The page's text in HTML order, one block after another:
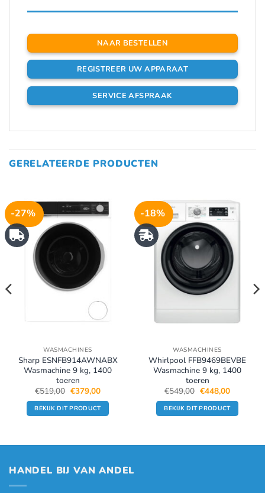
NAAR BESTELLEN
REGISTREER UW APPARAAT
SERVICE AFSPRAAK
GERELATEERDE PRODUCTEN
-27%
WASMACHINES
Sharp ESNFB914AWNABX
Wasmachine 9 kg, 1400
toeren
€519,00 Oorspronkelijke
prijs
was:
€519,00.
€379,00Huidige
prijs
is:
€379,00.
BEKIJK DIT PRODUCT
-18%
WASMACHINES
Whirlpool FFB9469BEVBE
Wasmachine 9 kg, 1400
toeren
€549,00 Oorspronkelijke
prijs
was:
€549,00.
€448,00Huidige
prijs
is:
€448,00.
BEKIJK DIT PRODUCT
HANDEL BIJ VAN ANDEL